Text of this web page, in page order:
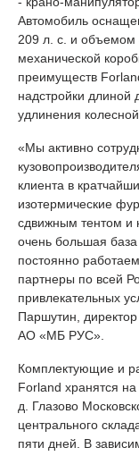
Автомобиль
209 л. с. и объемом
механической
преимуществ
надстройки длиной
удлинения
«Мы активно
клиента в
изотермические
сдвижным тентом и
очень большая
постоянно
партнеры по всей
привлекательных
Паршутин,
АО «МБ РУС».
Комплектующие и
Forland хранятся
д. Глазово
центрального
пяти дней. В